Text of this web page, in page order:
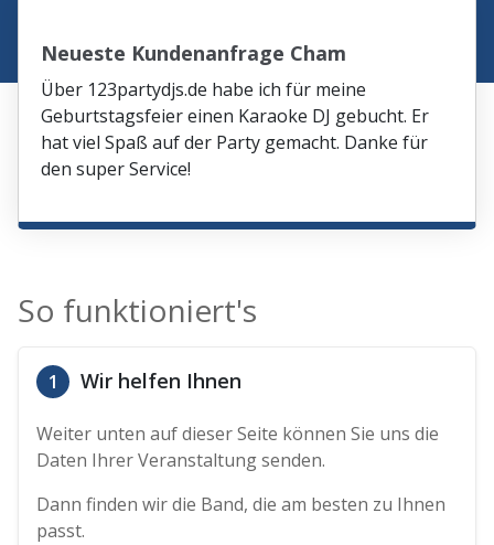
Neueste Kundenanfrage Cham
Über 123partydjs.de habe ich für meine
Geburtstagsfeier einen Karaoke DJ gebucht. Er
hat viel Spaß auf der Party gemacht. Danke für
den super Service!
So funktioniert's
1 Wir helfen Ihnen
Weiter unten auf dieser Seite können Sie uns die
Daten Ihrer Veranstaltung senden.
Dann finden wir die Band, die am besten zu Ihnen
passt.